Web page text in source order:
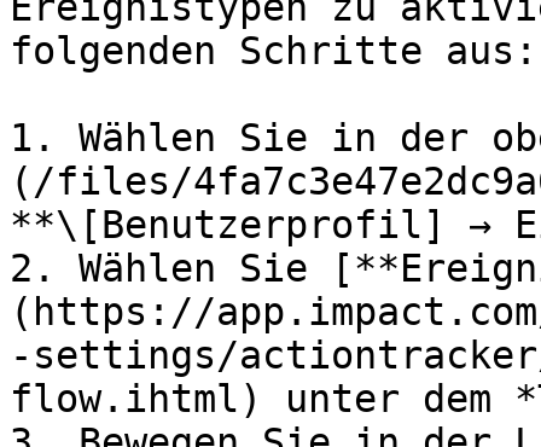
folgenden Schritte aus:
1. Wählen Sie in der
(/files/
**\[Benutzerprofil] →
2. Wählen Sie
(https://
-settings/
flow.ihtml) unter dem